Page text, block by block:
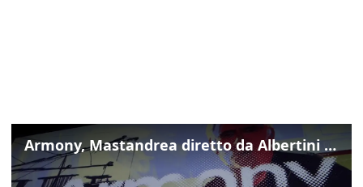
Armony, Mastandrea diretto da Albertini presenta la sua famiglia diversa ma felice